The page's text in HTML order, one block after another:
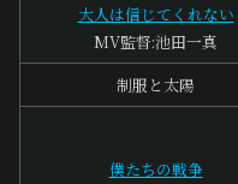
大人は信じてくれない
MV監督:池田一真
制服と太陽
僕たちの戦争